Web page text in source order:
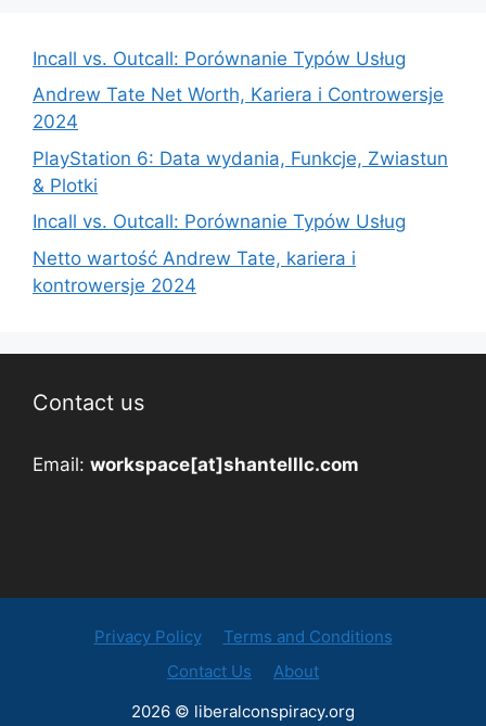
Incall vs. Outcall: Porównanie Typów Usług
Andrew Tate Net Worth, Kariera i Controwersje
2024
PlayStation 6: Data wydania, Funkcje, Zwiastun
& Plotki
Incall vs. Outcall: Porównanie Typów Usług
Netto wartość Andrew Tate, kariera i
kontrowersje 2024
Contact us
Email: workspace[at]shantelllc.com
Privacy Policy
Terms and Conditions
Contact Us
About
2026 © liberalconspiracy.org